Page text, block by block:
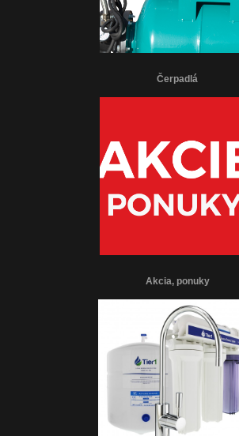
Čerpadlá
Akcia, ponuky